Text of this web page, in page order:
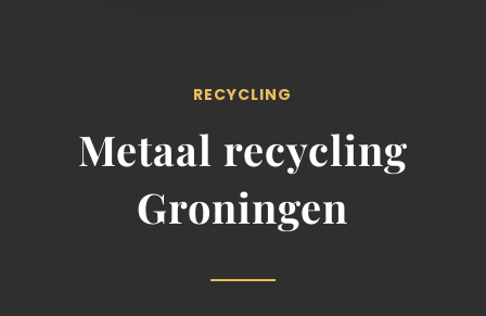
RECYCLING
Metaal recycling
Groningen